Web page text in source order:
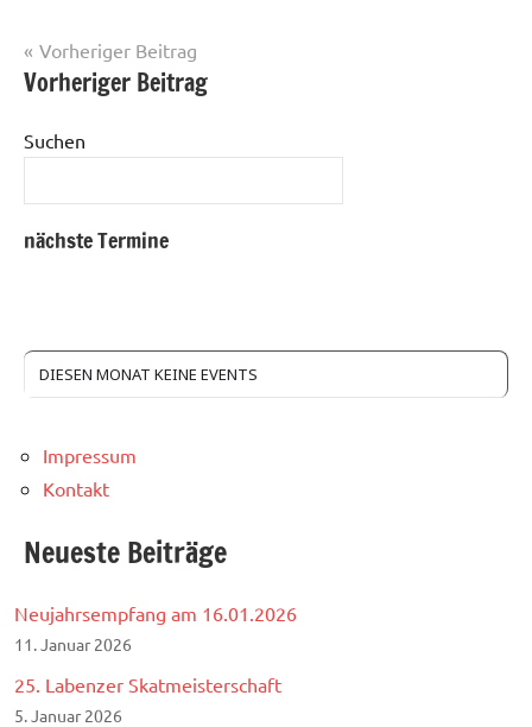
Beitragsnavigation
Vorheriger Beitrag
Vorheriger Beitrag
Suchen
nächste Termine
DIESEN MONAT KEINE EVENTS
Impressum
Kontakt
Neueste Beiträge
Neujahrsempfang am 16.01.2026
11. Januar 2026
25. Labenzer Skatmeisterschaft
5. Januar 2026